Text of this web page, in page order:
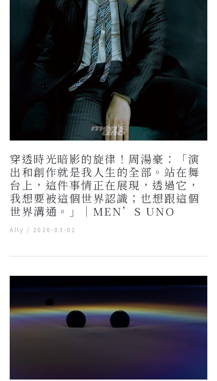
穿透時光暗影的旋律！周湯豪：「演
出和創作就是我人生的全部。站在舞
台上，這件事情正在展現，透過它，
我想要被這個世界認識；也想跟這個
世界溝通。」｜MEN’S UNO
Ally / 2026-03-02